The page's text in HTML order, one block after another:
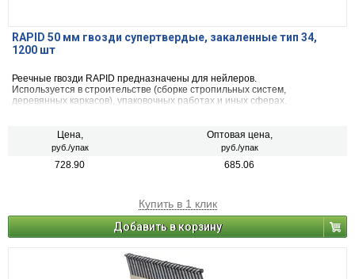
RAPID 50 мм гвозди супертвердые, закаленные тип 34,
1200 шт
Реечные гвозди RAPID предназначены для нейлеров.
Используется в строительстве (сборке стропильных систем,
деревянных каркасов), упаковочных работах и иных сферах.
Цена,
руб./упак
Оптовая цена,
руб./упак
728.90 685.06
Купить в 1 клик
Добавить в корзину